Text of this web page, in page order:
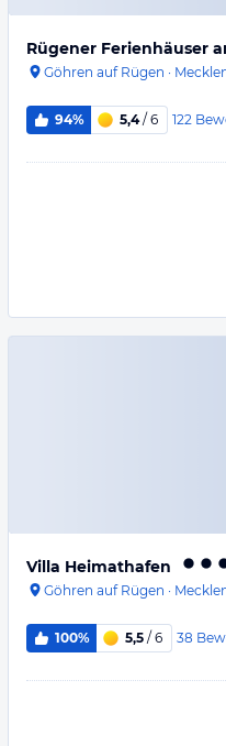
Rügener Ferienhäuser
Göhren auf Rügen ·
94% 5,4/ 6 122
Villa Heimathafen
Göhren auf Rügen ·
100% 5,5 / 6 38